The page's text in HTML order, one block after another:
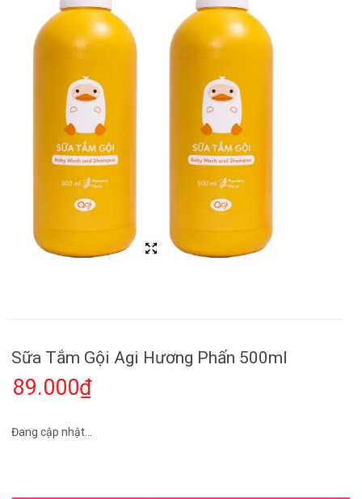
Sữa Tắm Gội Agi Hương Phấn 500ml
89.000₫
Đang cập nhật...